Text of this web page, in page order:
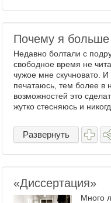
Почему я
Недавно болтали с
свободное время не
чужое мне скучновато.
печатаюсь, тем более в
возможностей это
жутко стесняюсь и
Развернуть
«Диссертация»
Много